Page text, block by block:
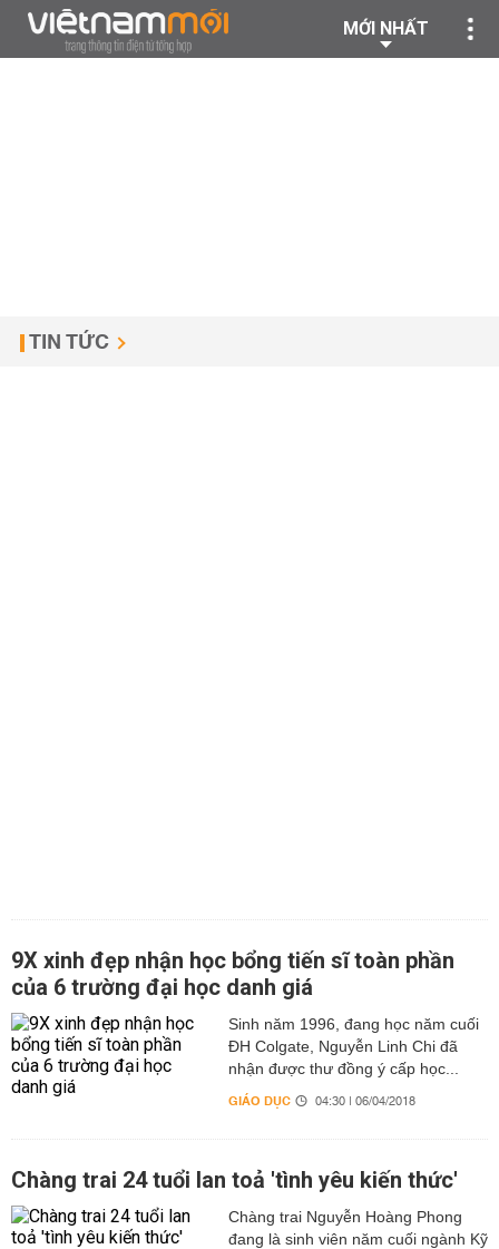
MỚI NHẤT
TIN TỨC
9X xinh đẹp nhận học bổng tiến sĩ toàn phần
của 6 trường đại học danh giá
Sinh năm 1996, đang học năm cuối
ĐH Colgate, Nguyễn Linh Chi đã
nhận được thư đồng ý cấp học...
GIÁO DỤC 04:30 | 06/04/2018
Chàng trai 24 tuổi lan toả 'tình yêu kiến thức'
Chàng trai Nguyễn Hoàng Phong
đang là sinh viên năm cuối ngành Kỹ